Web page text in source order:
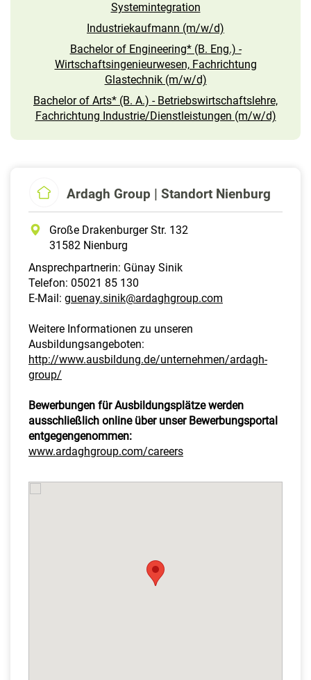
Systemintegration
Industriekaufmann (m/w/d)
Bachelor of Engineering* (B. Eng.) -
Wirtschaftsingenieurwesen, Fachrichtung
Glastechnik (m/w/d)
Bachelor of Arts* (B. A.) - Betriebswirtschaftslehre,
Fachrichtung Industrie/Dienstleistungen (m/w/d)
Ardagh Group | Standort Nienburg
Große Drakenburger Str. 132
31582 Nienburg
Ansprechpartnerin: Günay Sinik
Telefon: 05021 85 130
E-Mail: guenay.sinik@ardaghgroup.com
Weitere Informationen zu unseren
Ausbildungsangeboten:
http://www.ausbildung.de/unternehmen/ardagh-
group/
Bewerbungen für Ausbildungsplätze werden
ausschließlich online über unser Bewerbungsportal
entgegengenommen:
www.ardaghgroup.com/careers